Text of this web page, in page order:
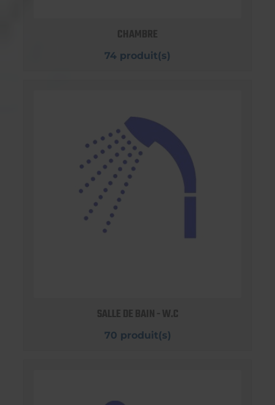
CHAMBRE
74 produit(s)
SALLE DE BAIN - W.C
70 produit(s)